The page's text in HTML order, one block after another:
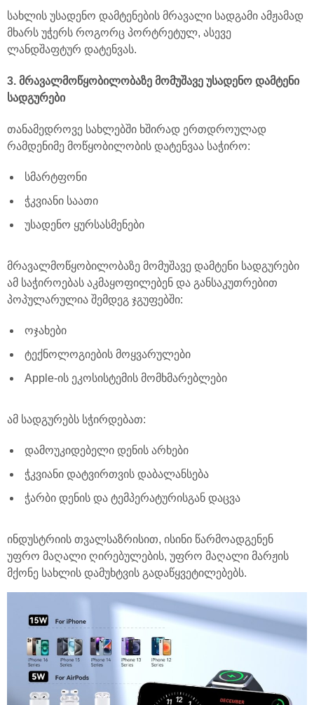
სახლის უსადენო დამტენების მრავალი სადგამი ამჟამად
მხარს უჭერს როგორც პორტრეტულ, ასევე
ლანდშაფტურ დატენვას.
3. მრავალმოწყობილობაზე მომუშავე უსადენო დამტენი
სადგურები
თანამედროვე სახლებში ხშირად ერთდროულად
რამდენიმე მოწყობილობის დატენვაა საჭირო:
სმარტფონი
ჭკვიანი საათი
უსადენო ყურსასმენები
მრავალმოწყობილობაზე მომუშავე დამტენი სადგურები
ამ საჭიროებას აკმაყოფილებენ და განსაკუთრებით
პოპულარულია შემდეგ ჯგუფებში:
ოჯახები
ტექნოლოგიების მოყვარულები
Apple-ის ეკოსისტემის მომხმარებლები
ამ სადგურებს სჭირდებათ:
დამოუკიდებელი დენის არხები
ჭკვიანი დატვირთვის დაბალანსება
ჭარბი დენის და ტემპერატურისგან დაცვა
ინდუსტრიის თვალსაზრისით, ისინი წარმოადგენენ
უფრო მაღალი ღირებულების, უფრო მაღალი მარჟის
მქონე სახლის დამუხტვის გადაწყვეტილებებს.